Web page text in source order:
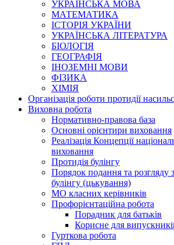
УКРАЇНСЬКА МОВА
МАТЕМАТИКА
ІСТОРІЯ УКРАЇНИ
УКРАЇНСЬКА ЛІТЕРАТУРА
БІОЛОГІЯ
ГЕОГРАФІЯ
ІНОЗЕМНІ МОВИ
ФІЗИКА
ХІМІЯ
Організація роботи протидії
Виховна робота
Нормативно-правова база
Основні орієнтири виховання
Реалізація Концепції
виховання
Протидія булінгу
Порядок подання та розгляду
булінгу (цькування)
МО класних керівників
Профорієнтаційна робота
Порадник для батьків
Корисне для
Гурткова робота